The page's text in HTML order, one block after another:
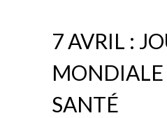
7 AVRIL :
MONDIALE
SANTÉ